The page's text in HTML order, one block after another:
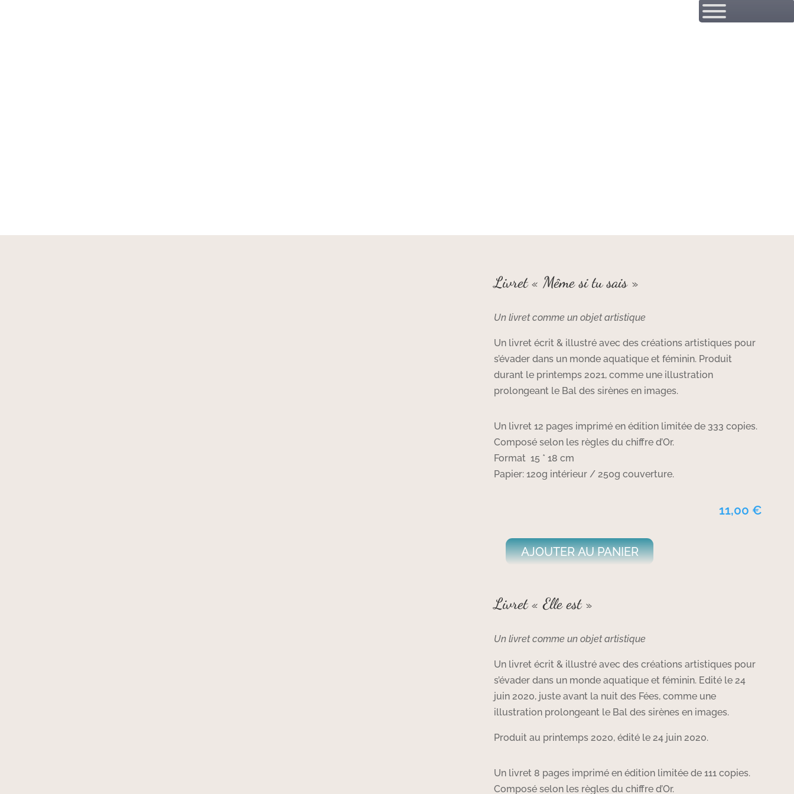
Livret « Même si tu sais »
Un livret comme un objet artistique
Un livret écrit & illustré avec des créations artistiques pour
s’évader dans un monde aquatique et féminin. Produit
durant le printemps 2021, comme une illustration
prolongeant le Bal des sirènes en images.
Un livret 12 pages imprimé en édition limitée de 333 copies.
Composé selon les règles du chiffre d’Or.
Format 15 * 18 cm
Papier: 120g intérieur / 250g couverture.
11,00 €
AJOUTER AU PANIER
Livret « Elle est »
Un livret comme un objet artistique
Un livret écrit & illustré avec des créations artistiques pour
s’évader dans un monde aquatique et féminin. Edité le 24
juin 2020, juste avant la nuit des Fées, comme une
illustration prolongeant le Bal des sirènes en images.
Produit au printemps 2020, édité le 24 juin 2020.
Un livret 8 pages imprimé en édition limitée de 111 copies.
Composé selon les règles du chiffre d’Or.